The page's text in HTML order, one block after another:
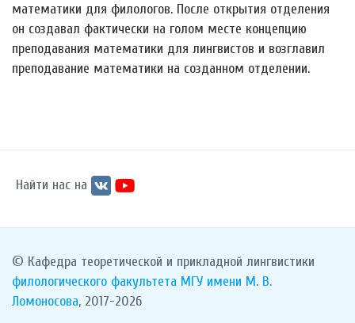
математики для филологов. После открытия отделения
он создавал фактически на голом месте концепцию
преподавания математики для лингвистов и возглавил
преподавание математики на созданном отделении.
Найти нас на
© Кафедра теоретической и прикладной лингвистики
филологического факультета МГУ имени М. В.
Ломоносова, 2017-2026